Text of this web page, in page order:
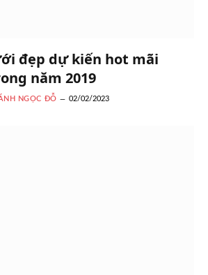
đẹp dự kiến hot mãi
năm 2019
NGỌC ĐỖ 02/02/2023